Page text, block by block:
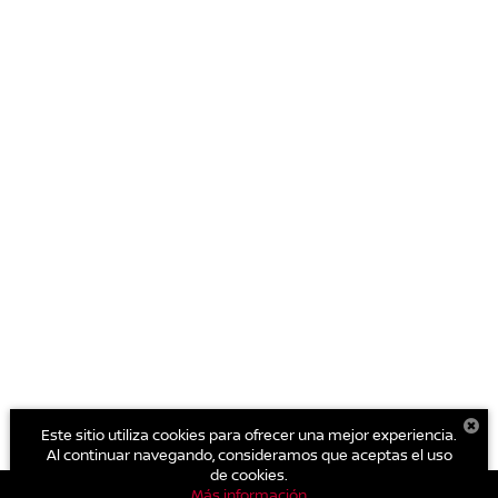
Este sitio utiliza cookies para ofrecer una mejor experiencia.
Al continuar navegando, consideramos que aceptas el uso
de cookies.